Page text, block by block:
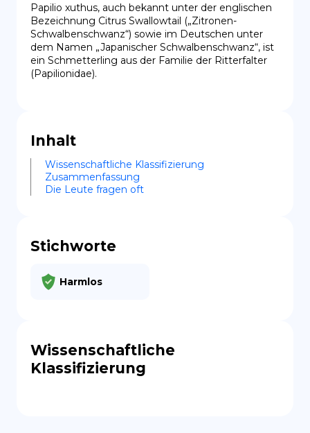
Papilio xuthus, auch bekannt unter der englischen
Bezeichnung Citrus Swallowtail („Zitronen-
Schwalbenschwanz“) sowie im Deutschen unter
dem Namen „Japanischer Schwalbenschwanz“, ist
ein Schmetterling aus der Familie der Ritterfalter
(Papilionidae).
Inhalt
Wissenschaftliche Klassifizierung
Zusammenfassung
Die Leute fragen oft
Stichworte
Harmlos
Wissenschaftliche
Klassifizierung